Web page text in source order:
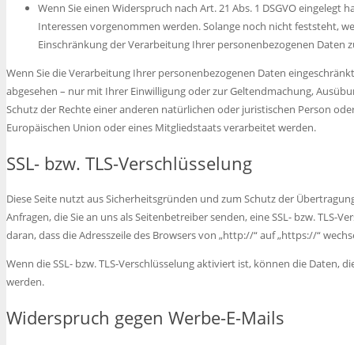
Wenn Sie einen Widerspruch nach Art. 21 Abs. 1 DSGVO
Interessen vorgenommen werden. Solange noch nicht feststeht,
Einschränkung der Verarbeitung Ihrer personenbezogenen Daten
Wenn Sie die Verarbeitung Ihrer personenbezogenen Daten
abgesehen – nur mit Ihrer Einwilligung oder zur Geltendmachung,
Schutz der Rechte einer anderen natürlichen oder juristischen Person
Europäischen Union oder eines Mitgliedstaats verarbeitet werden.
SSL- bzw. TLS-Verschlüsselung
Diese Seite nutzt aus Sicherheitsgründen und zum Schutz der
Anfragen, die Sie an uns als Seitenbetreiber senden, eine SSL- bzw. TLS-
daran, dass die Adresszeile des Browsers von „http://“ auf „https://“
Wenn die SSL- bzw. TLS-Verschlüsselung aktiviert ist, können die Daten,
werden.
Widerspruch gegen Werbe-E-Mails